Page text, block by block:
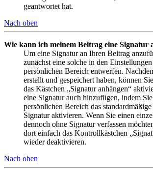
geantwortet hat.
Nach oben
Wie kann ich meinem Beitrag eine Signatur
Um eine Signatur an Ihren Beitrag
zunächst eine solche in den
persönlichen Bereich entwerfen.
erstellt und gespeichert haben, können
das Kästchen „Signatur anhängen“
eine Signatur auch hinzufügen, indem
persönlichen Bereich das
Signatur aktivieren. Wenn Sie einen
dennoch ohne Signatur verfassen
dort einfach das Kontrollkästchen
wieder deaktivieren.
Nach oben